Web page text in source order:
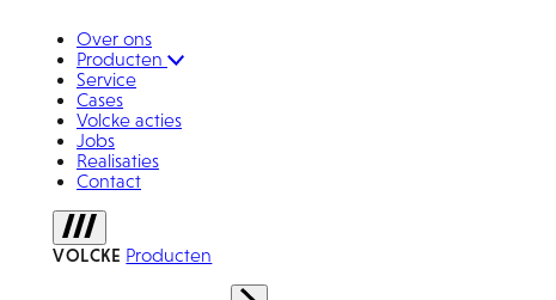
Over ons
Producten
Service
Cases
Volcke acties
Jobs
Realisaties
Contact
VOLCKE Producten